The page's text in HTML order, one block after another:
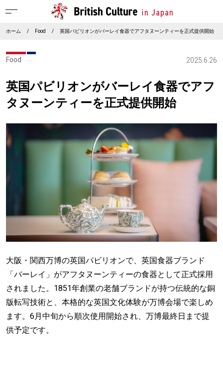
ホーム / Food / 英国パビリオンがバーレイ食器でアフタヌーンティーを正式提供開始
Food 2025.6.26
英国パビリオンがバーレイ食器でアフ
タヌーンティーを正式提供開始
大阪・関西万博の英国パビリオンで、英国食器ブランド
「バーレイ」がアフタヌーンティーの食器として正式採用
されました。1851年創業の老舗ブランドが持つ伝統的な銅
版転写技術と、本格的な英国文化体験が万博会場で楽しめ
ます。6月中旬から順次使用開始され、万博最終日まで提
供予定です。